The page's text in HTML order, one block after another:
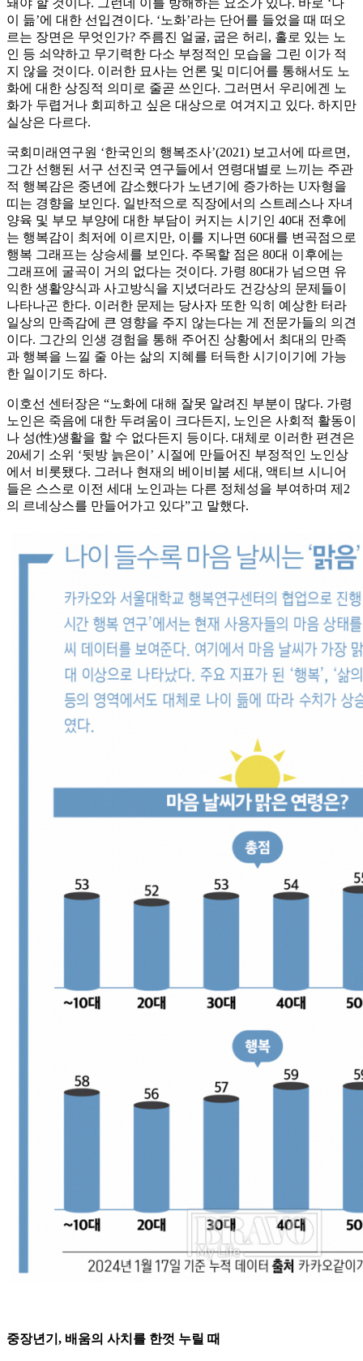
돼야 할 것이다. 그런데 이를 방해하는 요소가 있다. 바로 ‘나
이 듦’에 대한 선입견이다. ‘노화’라는 단어를 들었을 때 떠오
르는 장면은 무엇인가? 주름진 얼굴, 굽은 허리, 홀로 있는 노
인 등 쇠약하고 무기력한 다소 부정적인 모습을 그린 이가 적
지 않을 것이다. 이러한 묘사는 언론 및 미디어를 통해서도 노
화에 대한 상징적 의미로 줄곧 쓰인다. 그러면서 우리에겐 노
화가 두렵거나 회피하고 싶은 대상으로 여겨지고 있다. 하지만
실상은 다르다.
국회미래연구원 ‘한국인의 행복조사’(2021) 보고서에 따르면,
그간 선행된 서구 선진국 연구들에서 연령대별로 느끼는 주관
적 행복감은 중년에 감소했다가 노년기에 증가하는 U자형을
띠는 경향을 보인다. 일반적으로 직장에서의 스트레스나 자녀
양육 및 부모 부양에 대한 부담이 커지는 시기인 40대 전후에
는 행복감이 최저에 이르지만, 이를 지나면 60대를 변곡점으로
행복 그래프는 상승세를 보인다. 주목할 점은 80대 이후에는
그래프에 굴곡이 거의 없다는 것이다. 가령 80대가 넘으면 유
익한 생활양식과 사고방식을 지녔더라도 건강상의 문제들이
나타나곤 한다. 이러한 문제는 당사자 또한 익히 예상한 터라
일상의 만족감에 큰 영향을 주지 않는다는 게 전문가들의 의견
이다. 그간의 인생 경험을 통해 주어진 상황에서 최대의 만족
과 행복을 느낄 줄 아는 삶의 지혜를 터득한 시기이기에 가능
한 일이기도 하다.
이호선 센터장은 “노화에 대해 잘못 알려진 부분이 많다. 가령
노인은 죽음에 대한 두려움이 크다든지, 노인은 사회적 활동이
나 성(性)생활을 할 수 없다든지 등이다. 대체로 이러한 편견은
20세기 소위 ‘뒷방 늙은이’ 시절에 만들어진 부정적인 노인상
에서 비롯됐다. 그러나 현재의 베이비붐 세대, 액티브 시니어
들은 스스로 이전 세대 노인과는 다른 정체성을 부여하며 제2
의 르네상스를 만들어가고 있다”고 말했다.
중장년기, 배움의 사치를 한껏 누릴 때